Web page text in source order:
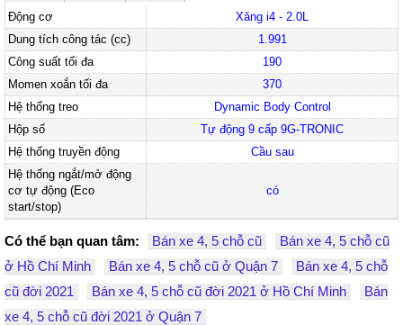
Động cơ
Xăng i4 - 2.0L
Dung tích công tác (cc)
1.991
Công suất tối đa
190
Momen xoắn tối đa
370
Hệ thống treo
Dynamic Body Control
Hộp số
Tự động 9 cấp 9G-TRONIC
Hệ thống truyền động
Cầu sau
Hệ thống ngắt/mở động
cơ tự động (Eco
start/stop)
có
Có thể bạn quan tâm: Bán xe 4, 5 chỗ cũ
Bán xe 4, 5 chỗ cũ
ở Hồ Chí Minh
Bán xe 4, 5 chỗ cũ ở Quận 7
Bán xe 4, 5 chỗ
cũ đời 2021
Bán xe 4, 5 chỗ cũ đời 2021 ở Hồ Chí Minh
Bán
xe 4, 5 chỗ cũ đời 2021 ở Quận 7